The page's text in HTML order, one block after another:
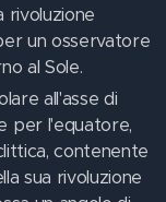
rivoluzione
un osservatore
al Sole.
all'asse di
per l'equatore,
contenente
sua rivoluzione